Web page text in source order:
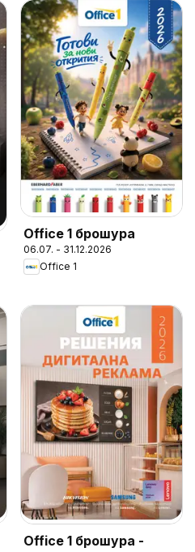
Office 1 брошура
06.07. - 31.12.2026
Office 1
Office 1 брошура -